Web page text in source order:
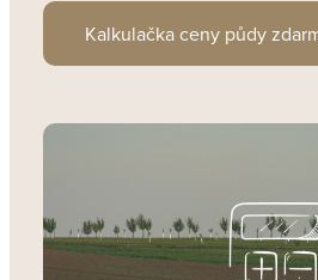
Kalkulačka ceny půdy